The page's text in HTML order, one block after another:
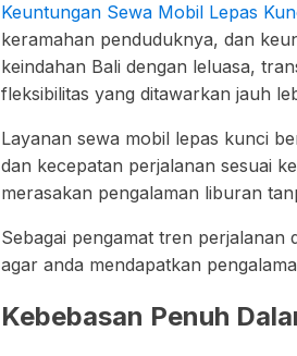
Keuntungan Sewa Mobil Lepas
keramahan penduduknya, dan
keindahan Bali dengan leluasa,
fleksibilitas yang ditawarkan jauh
Layanan sewa mobil lepas kunci
dan kecepatan perjalanan sesuai
merasakan pengalaman liburan
Sebagai pengamat tren perjalanan
agar anda mendapatkan
Kebebasan Penuh